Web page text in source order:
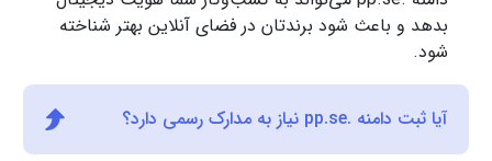
بدهد و باعث شود برندتان در فضای آنلاین بهتر شناخته
شود.
آیا ثبت دامنه .pp.se نیاز به مدارک رسمی دارد؟